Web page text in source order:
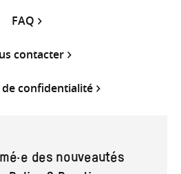
FAQ
contacter
confidentialité
des nouveautés